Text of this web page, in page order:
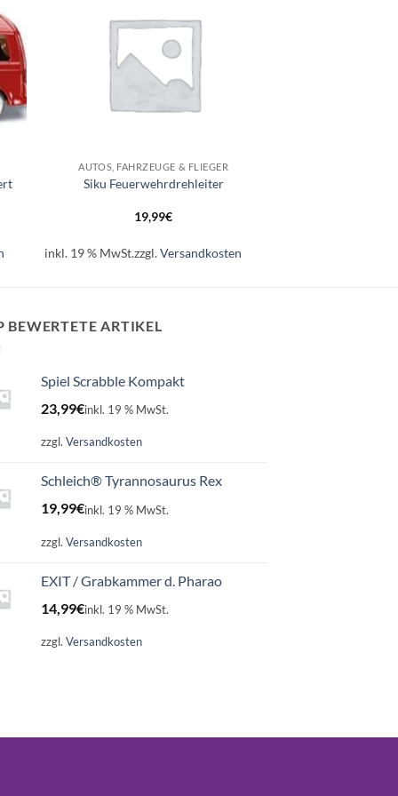
AUTOS, FAHRZEUGE & FLIEGER
Siku Feuerwehrdrehleiter
19,99€
inkl. 19 % MwSt.zzgl.Versandkosten
BEWERTETE ARTIKEL
Spiel Scrabble Kompakt
23,99€inkl. 19 % MwSt.
zzgl. Versandkosten
Schleich® Tyrannosaurus Rex
19,99€inkl. 19 % MwSt.
zzgl. Versandkosten
EXIT / Grabkammer d. Pharao
14,99€inkl. 19 % MwSt.
zzgl. Versandkosten